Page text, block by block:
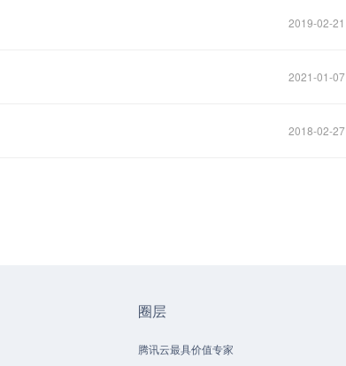
2019-02-21
2021-01-07
2018-02-27
圈层
腾讯云最具价值专家